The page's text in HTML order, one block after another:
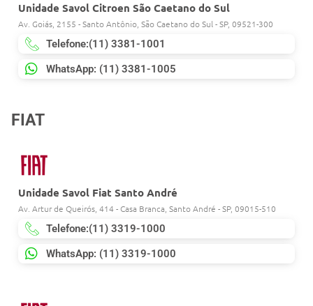
Unidade Savol Citroen São Caetano do Sul
Av. Goiás, 2155 - Santo Antônio, São Caetano do Sul - SP, 09521-300
Telefone:(11) 3381-1001
WhatsApp: (11) 3381-1005
FIAT
Unidade Savol Fiat Santo André
Av. Artur de Queirós, 414 - Casa Branca, Santo André - SP, 09015-510
Telefone:(11) 3319-1000
WhatsApp: (11) 3319-1000